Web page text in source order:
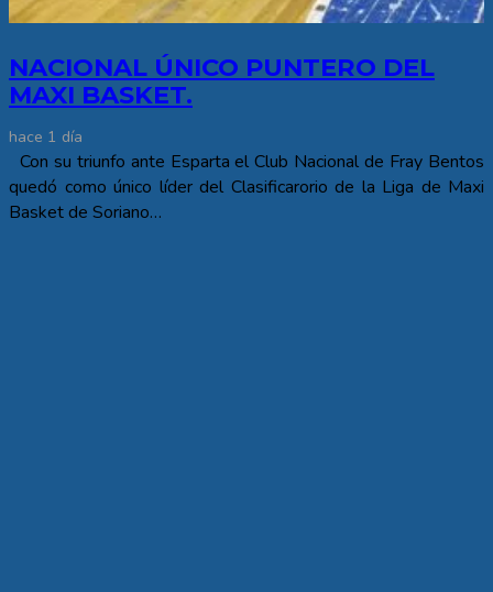
NACIONAL ÚNICO PUNTERO DEL
MAXI BASKET.
hace 1 día
Con su triunfo ante Esparta el Club Nacional de Fray Bentos
quedó como único líder del Clasificarorio de la Liga de Maxi
Basket de Soriano…